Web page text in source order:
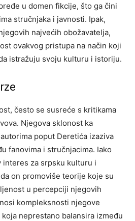
u domen fikcije, što ga čini
stručnjaka i javnosti. Ipak,
najvećih obožavatelja,
ovakvog pristupa na način koji
istražuju svoju kulturu i istoriju.
često se susreće s kritikama
Njegova sklonost ka
poput Deretića izaziva
fanovima i stručnjacima. Iako
interes za srpsku kulturu i
on promoviše teorije koje su
u percepciji njegovih
kompleksnosti njegove
neprestano balansira između